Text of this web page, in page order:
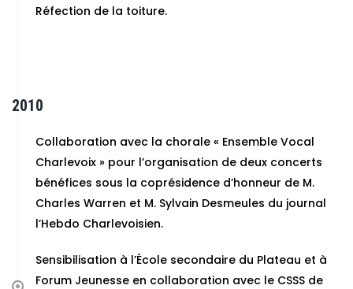
Réfection de la toiture.
2010
Collaboration avec la chorale « Ensemble Vocal
Charlevoix » pour l’organisation de deux concerts
bénéfices sous la coprésidence d’honneur de M.
Charles Warren et M. Sylvain Desmeules du journal
l’Hebdo Charlevoisien.
Sensibilisation à l’École secondaire du Plateau et à
Forum Jeunesse en collaboration avec le CSSS de